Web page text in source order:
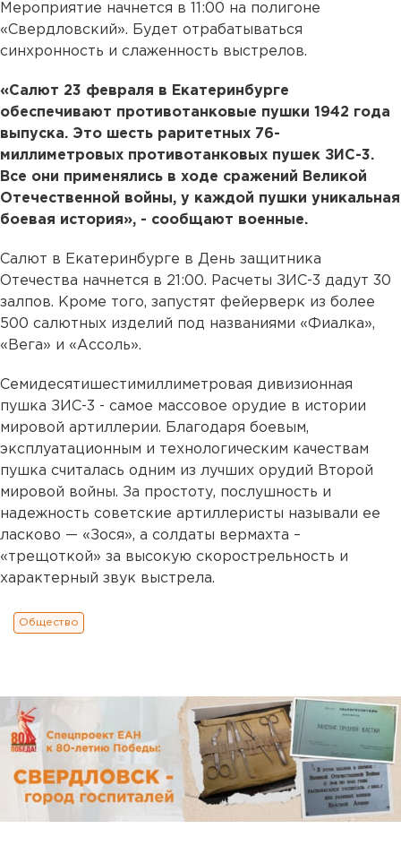
Мероприятие начнется в 11:00 на полигоне
«Свердловский». Будет отрабатываться
синхронность и слаженность выстрелов.
«Салют 23 февраля в Екатеринбурге
обеспечивают противотанковые пушки 1942 года
выпуска. Это шесть раритетных 76-
миллиметровых противотанковых пушек ЗИС-3.
Все они применялись в ходе сражений Великой
Отечественной войны, у каждой пушки уникальная
боевая история», - сообщают военные.
Салют в Екатеринбурге в День защитника
Отечества начнется в 21:00. Расчеты ЗИС-3 дадут 30
залпов. Кроме того, запустят фейерверк из более
500 салютных изделий под названиями «Фиалка»,
«Вега» и «Ассоль».
Семидесятишестимиллиметровая дивизионная
пушка ЗИС-3 - самое массовое орудие в истории
мировой артиллерии. Благодаря боевым,
эксплуатационным и технологическим качествам
пушка считалась одним из лучших орудий Второй
мировой войны. За простоту, послушность и
надежность советские артиллеристы называли ее
ласково — «Зося», а солдаты вермахта –
«трещоткой» за высокую скорострельность и
характерный звук выстрела.
Общество